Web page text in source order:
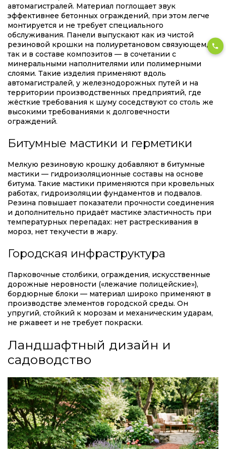
автомагистралей. Материал поглощает звук
эффективнее бетонных ограждений, при этом легче
монтируется и не требует специального
обслуживания. Панели выпускают как из чистой
резиновой крошки на полиуретановом связующем,
так и в составе композитов — в сочетании с
минеральными наполнителями или полимерными
слоями. Такие изделия применяют вдоль
автомагистралей, у железнодорожных путей и на
территории производственных предприятий, где
жёсткие требования к шуму соседствуют со столь же
высокими требованиями к долговечности
ограждений.
Битумные мастики и герметики
Мелкую резиновую крошку добавляют в битумные
мастики — гидроизоляционные составы на основе
битума. Такие мастики применяются при кровельных
работах, гидроизоляции фундаментов и подвалов.
Резина повышает показатели прочности соединения
и дополнительно придаёт мастике эластичность при
температурных перепадах: нет растрескивания в
мороз, нет текучести в жару.
Городская инфраструктура
Парковочные столбики, ограждения, искусственные
дорожные неровности («лежачие полицейские»),
бордюрные блоки — материал широко применяют в
производстве элементов городской среды. Он
упругий, стойкий к морозам и механическим ударам,
не ржавеет и не требует покраски.
Ландшафтный дизайн и
садоводство